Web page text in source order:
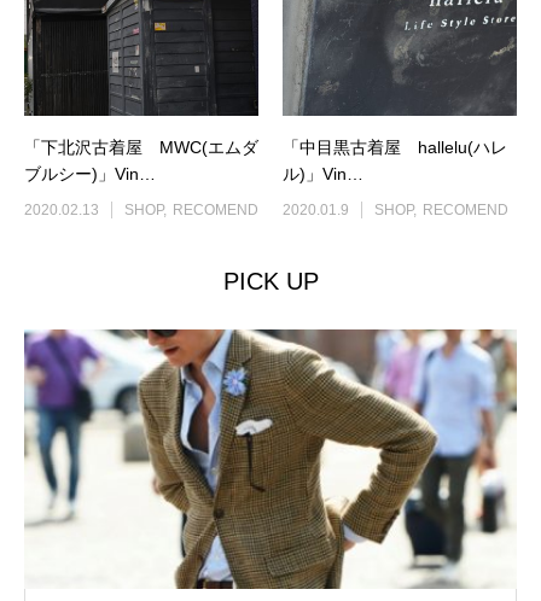
「下北沢古着屋 MWC(エムダ
ブルシー)」Vin…
2020.02.13 SHOP RECOMEND
「中目黒古着屋 hallelu(ハレ
ル)」Vin…
2020.01.9 SHOP RECOMEND
PICK UP
SNAP SHARE CONTACT